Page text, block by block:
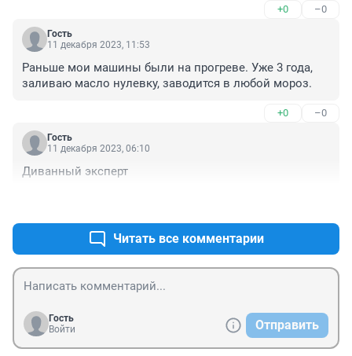
+0 –0
Гость
11 декабря 2023, 11:53
Раньше мои машины были на прогреве. Уже 3 года,
заливаю масло нулевку, заводится в любой мороз.
+0 –0
Гость
11 декабря 2023, 06:10
Диванный эксперт
Читать все комментарии
Гость
Войти
Отправить